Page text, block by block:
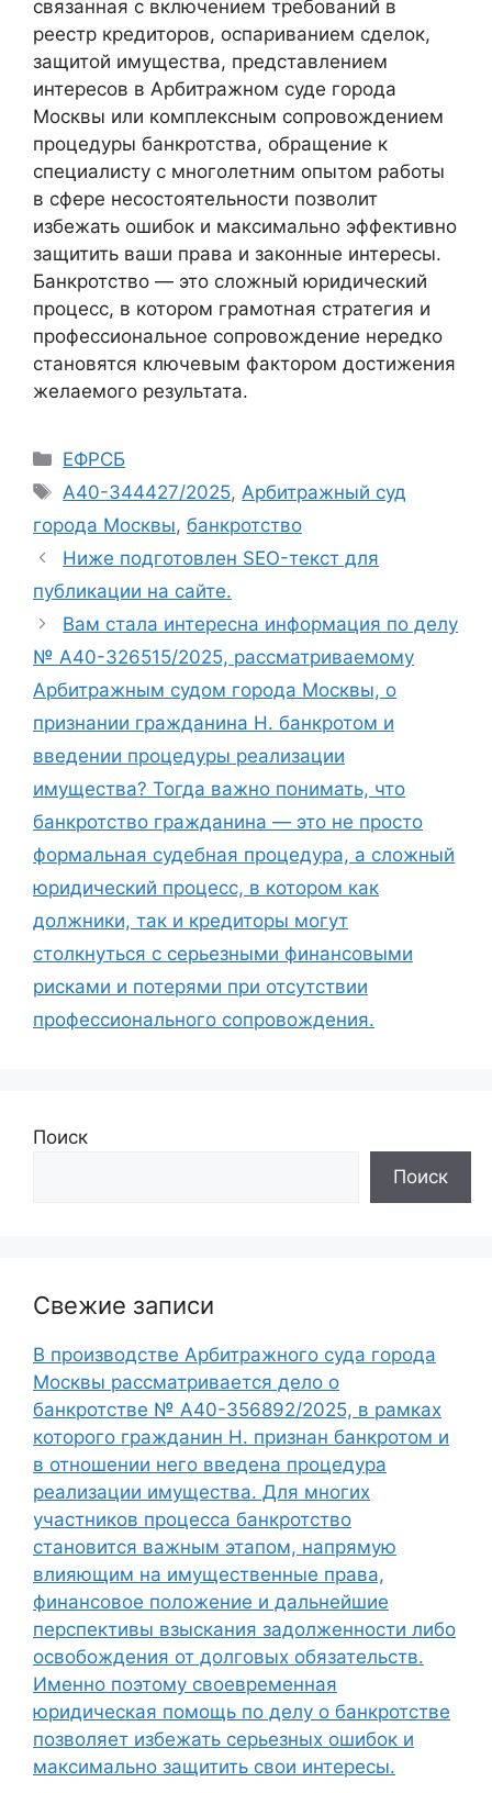
связанная с включением требований в
реестр кредиторов, оспариванием сделок,
защитой имущества, представлением
интересов в Арбитражном суде города
Москвы или комплексным сопровождением
процедуры банкротства, обращение к
специалисту с многолетним опытом работы
в сфере несостоятельности позволит
избежать ошибок и максимально эффективно
защитить ваши права и законные интересы.
Банкротство — это сложный юридический
процесс, в котором грамотная стратегия и
профессиональное сопровождение нередко
становятся ключевым фактором достижения
желаемого результата.
Рубрики
ЕФРСБ
Метки
А40-344427/2025,Арбитражный суд
города Москвы, банкротство
Ниже подготовлен SEO-текст для
публикации на сайте.
Вам стала интересна информация по делу
№ А40-326515/2025, рассматриваемому
Арбитражным судом города Москвы, о
признании гражданина Н. банкротом и
введении процедуры реализации
имущества? Тогда важно понимать, что
банкротство гражданина — это не просто
формальная судебная процедура, а сложный
юридический процесс, в котором как
должники, так и кредиторы могут
столкнуться с серьезными финансовыми
рисками и потерями при отсутствии
профессионального сопровождения.
Поиск
Поиск
Свежие записи
В производстве Арбитражного суда города
Москвы рассматривается дело о
банкротстве № А40-356892/2025, в рамках
которого гражданин Н. признан банкротом и
в отношении него введена процедура
реализации имущества. Для многих
участников процесса банкротство
становится важным этапом, напрямую
влияющим на имущественные права,
финансовое положение и дальнейшие
перспективы взыскания задолженности либо
освобождения от долговых обязательств.
Именно поэтому своевременная
юридическая помощь по делу о банкротстве
позволяет избежать серьезных ошибок и
максимально защитить свои интересы.